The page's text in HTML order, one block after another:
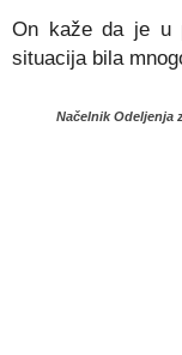
On kaže da je u
situacija bila
Načelnik Odeljenja